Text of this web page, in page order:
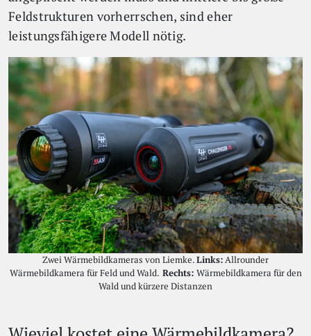
Feldstrukturen vorherrschen, sind eher
leistungsfähigere Modell nötig.
Zwei Wärmebildkameras von Liemke.Links:Allrounder
Wärmebildkamera für Feld und Wald. Rechts: Wärmebildkamera für den
Wald und kürzere Distanzen